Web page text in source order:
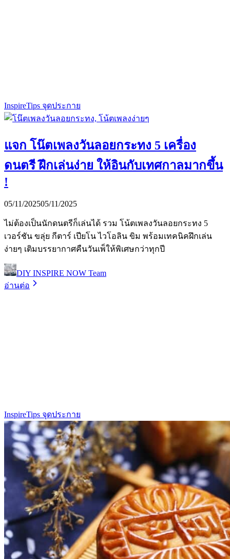
InspireTips จุดประกาย
แจก โน๊ตเพลงวันลอยกระทง 5 เครื่อง
ดนตรี ฝึกเล่นง่าย ให้อินกับเทศกาลมากขึ้น
!
05/11/202505/11/2025
ไม่ต้องเป็นนักดนตรีก็เล่นได้ รวม โน้ตเพลงวันลอยกระทง 5
เวอร์ชัน ขลุ่ย กีตาร์ เปียโน ไวโอลิน ขิม พร้อมเทคนิคฝึกเล่น
ง่ายๆ เติมบรรยากาศคืนวันเพ็ให้พิเศษกว่าทุกปี
DIY INSPIRE NOW Team
อ่านต่อ
InspireTips จุดประกาย